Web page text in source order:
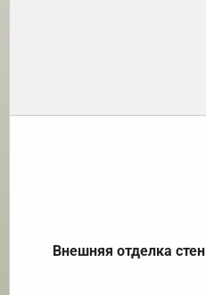
Внешняя отделка стен